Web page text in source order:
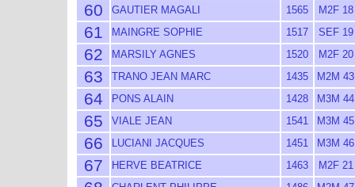
60 GAUTIER MAGALI 1565 M2F 18
61 MAINGRE SOPHIE 1517 SEF 19
62 MARSILY AGNES 1520 M2F 20
63 TRANO JEAN MARC 1435 M2M 43
64 PONS ALAIN 1428 M3M 44
65 VIALE JEAN 1541 M3M 45
66 LUCIANI JACQUES 1451 M3M 46
67 HERVE BEATRICE 1463 M2F 21